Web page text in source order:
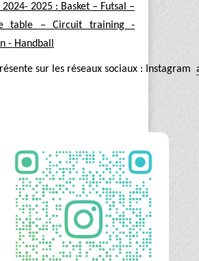
2025 : Basket – Futsal –
table – Circuit training -
- Handball
sur les réseaux sociaux : Instagram